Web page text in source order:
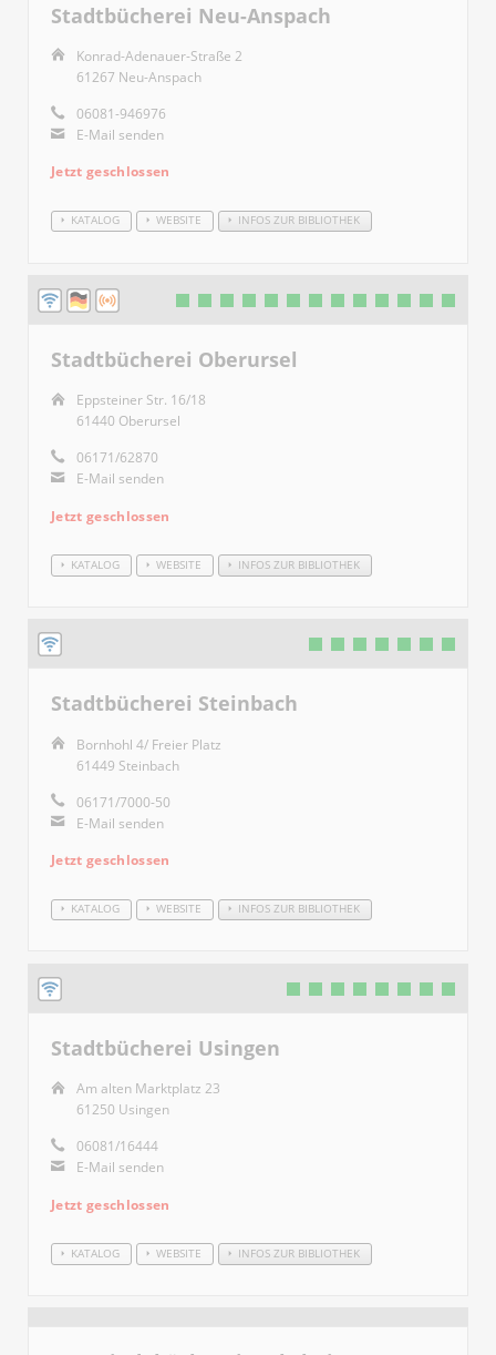
Stadtbücherei Neu-Anspach
Konrad-Adenauer-Straße 2
61267 Neu-Anspach
06081-946976
E-Mail senden
Jetzt geschlossen
KATALOG WEBSITE INFOS ZUR BIBLIOTHEK
Stadtbücherei Oberursel
Eppsteiner Str. 16/18
61440 Oberursel
06171/62870
E-Mail senden
Jetzt geschlossen
KATALOG WEBSITE INFOS ZUR BIBLIOTHEK
Stadtbücherei Steinbach
Bornhohl 4/ Freier Platz
61449 Steinbach
06171/7000-50
E-Mail senden
Jetzt geschlossen
KATALOG WEBSITE INFOS ZUR BIBLIOTHEK
Stadtbücherei Usingen
Am alten Marktplatz 23
61250 Usingen
06081/16444
E-Mail senden
Jetzt geschlossen
KATALOG WEBSITE INFOS ZUR BIBLIOTHEK